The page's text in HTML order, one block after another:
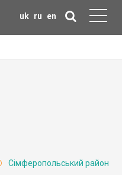
uk ru en
Сімферопольський район